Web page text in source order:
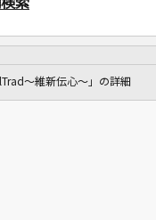
索
～維新伝心～」の詳細